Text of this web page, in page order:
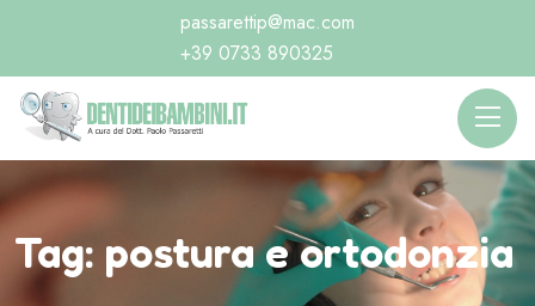
passarettip@mac.com
+39 0733 890325
Tag: postura e ortodonzia